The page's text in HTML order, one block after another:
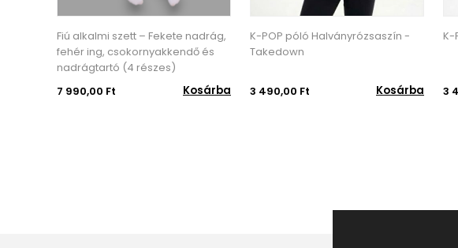
Fiú alkalmi szett – Fekete nadrág,
fehér ing, csokornyakkendő és
nadrágtartó (4 részes)
7 990,00 Ft
Kosárba
K-POP póló Halványrózsaszín -
Takedown
3 490,00 Ft Kosárba
K-
3